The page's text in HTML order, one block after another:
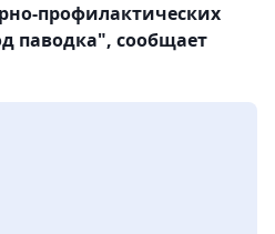
профилактических
паводка", сообщает